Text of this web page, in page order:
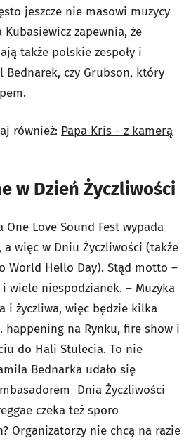
jeszcze nie masowi muzycy
zapewnia, że
także polskie zespoły i
Bednarek, czy Grubson, który
również: Papa Kris - z kamerą
w Dzień Życzliwości
One Love Sound Fest wypada
więc w Dniu Życzliwości (także
World Hello Day). Stąd motto –
wiele niespodzianek. – Muzyka
i życzliwa, więc będzie kilka
na Rynku, fire show i
do Hali Stulecia. To nie
Bednarka udało się
Dnia Życzliwości
czeka też sporo
Organizatorzy nie chcą na razie